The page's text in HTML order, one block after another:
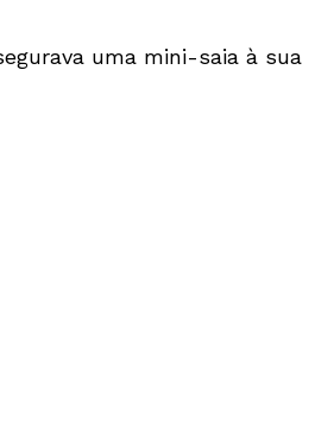
uma mini-saia à sua